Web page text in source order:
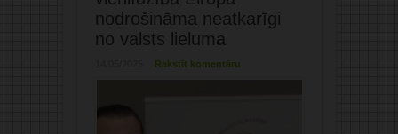
nodrošināma neatkarīgi
no valsts lieluma
Rakstīt komentāru